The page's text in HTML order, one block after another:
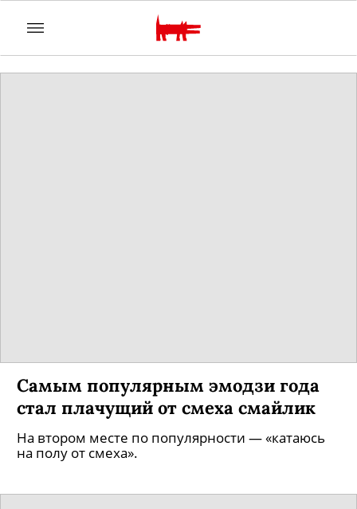
Самым популярным эмодзи года
стал плачущий от смеха смайлик
На втором месте по популярности — «катаюсь
на полу от смеха».